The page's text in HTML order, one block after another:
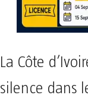
La Côte
silence dans